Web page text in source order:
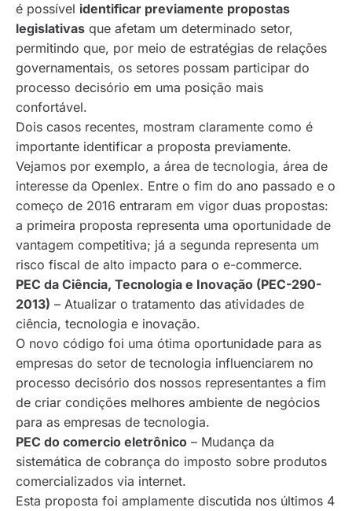
é possível identificar previamente propostas
legislativas que afetam um determinado setor,
permitindo que, por meio de estratégias de relações
governamentais, os setores possam participar do
processo decisório em uma posição mais
confortável.
Dois casos recentes, mostram claramente como é
importante identificar a proposta previamente.
Vejamos por exemplo, a área de tecnologia, área de
interesse da Openlex. Entre o fim do ano passado e o
começo de 2016 entraram em vigor duas propostas:
a primeira proposta representa uma oportunidade de
vantagem competitiva; já a segunda representa um
risco fiscal de alto impacto para o e-commerce.
PEC da Ciência, Tecnologia e Inovação (PEC-290-
2013) – Atualizar o tratamento das atividades de
ciência, tecnologia e inovação.
O novo código foi uma ótima oportunidade para as
empresas do setor de tecnologia influenciarem no
processo decisório dos nossos representantes a fim
de criar condições melhores ambiente de negócios
para as empresas de tecnologia.
PEC do comercio eletrônico – Mudança da
sistemática de cobrança do imposto sobre produtos
comercializados via internet.
Esta proposta foi amplamente discutida nos últimos 4